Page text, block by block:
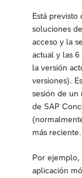
Está
soluciones
acceso y la
actual y las
la versión
versiones).
sesión de un
de SAP
más reciente.
Por ejemplo,
aplicación